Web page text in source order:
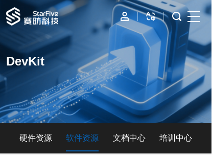
首页
IP
边缘计算
数据中心
资源与支持
DevKit
硬件资源 软件资源 文档中心 培训中心